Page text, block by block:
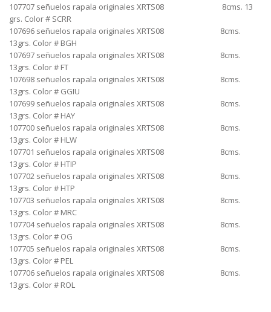
107707 señuelos rapala originales XRTS08 8cms. 13
grs. Color # SCRR
107696 señuelos rapala originales XRTS08 8cms.
13grs. Color # BGH
107697 señuelos rapala originales XRTS08 8cms.
13grs. Color # FT
107698 señuelos rapala originales XRTS08 8cms.
13grs. Color # GGIU
107699 señuelos rapala originales XRTS08 8cms.
13grs. Color # HAY
107700 señuelos rapala originales XRTS08 8cms.
13grs. Color # HLW
107701 señuelos rapala originales XRTS08 8cms.
13grs. Color # HTIP
107702 señuelos rapala originales XRTS08 8cms.
13grs. Color # HTP
107703 señuelos rapala originales XRTS08 8cms.
13grs. Color # MRC
107704 señuelos rapala originales XRTS08 8cms.
13grs. Color # OG
107705 señuelos rapala originales XRTS08 8cms.
13grs. Color # PEL
107706 señuelos rapala originales XRTS08 8cms.
13grs. Color # ROL